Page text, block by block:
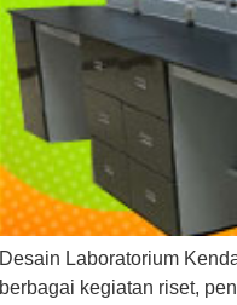
Desain Laboratorium
berbagai kegiatan riset,